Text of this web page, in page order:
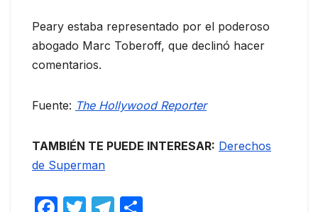
Peary estaba representado por el poderoso
abogado Marc Toberoff, que declinó hacer
comentarios.
Fuente: The Hollywood Reporter
TAMBIÉN TE PUEDE INTERESAR: Derechos
de Superman